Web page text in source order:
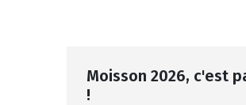
Moisson 2026, c'est
!